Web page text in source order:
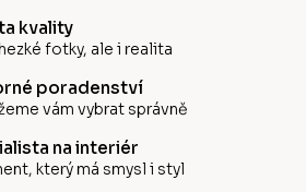
kvality
fotky, ale i realita
poradenství
vám vybrat správně
na interiér
který má smysl i styl